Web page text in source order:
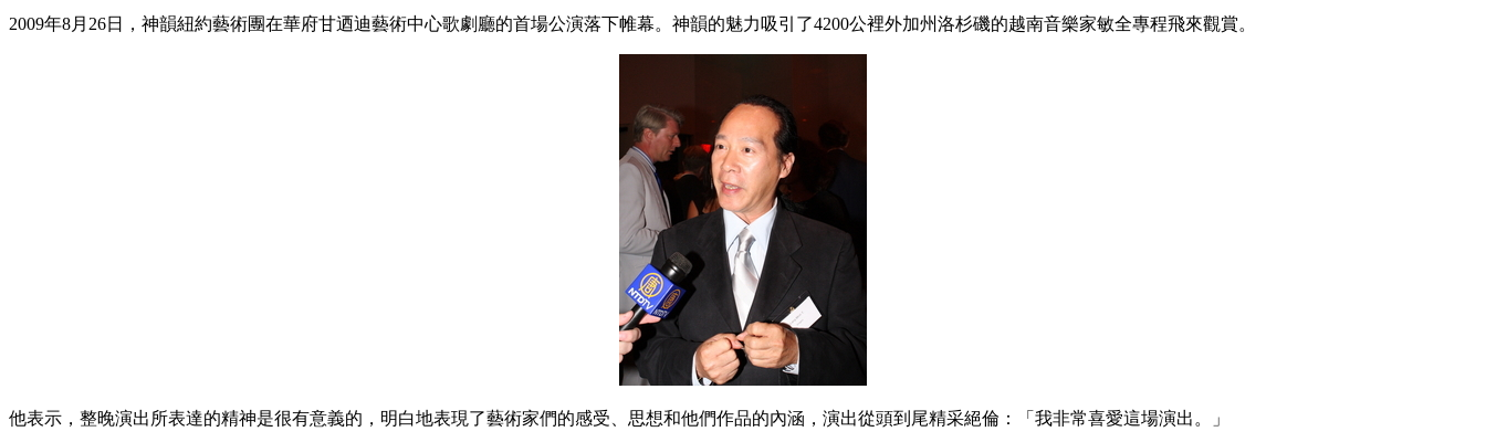
2009年8月26日，神韻紐約藝術團在華府甘迺迪藝術中心歌劇廳的首場公演落下帷幕。神韻的魅力吸引了4200公裡外加州洛杉磯的越南音樂家敏全專程飛來觀賞。
他表示，整晚演出所表達的精神是很有意義的，明白地表現了藝術家們的感受、思想和他們作品的內涵，演出從頭到尾精采絕倫：「我非常喜愛這場演出。」